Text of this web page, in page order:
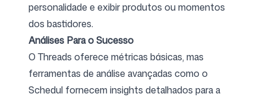
personalidade e exibir produtos ou momentos
dos bastidores.
Análises Para o Sucesso
O Threads oferece métricas básicas, mas
ferramentas de análise avançadas como o
Schedul fornecem insights detalhados para a